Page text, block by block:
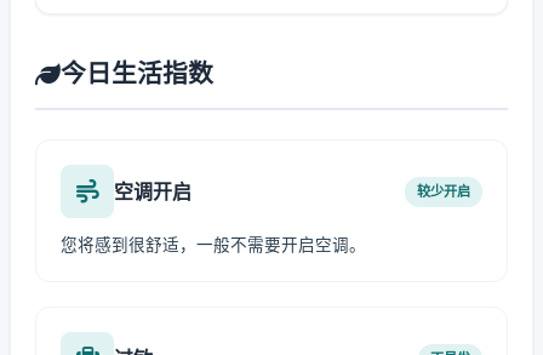
今日生活指数
空调开启 较少开启
您将感到很舒适，一般不需要开启空调。